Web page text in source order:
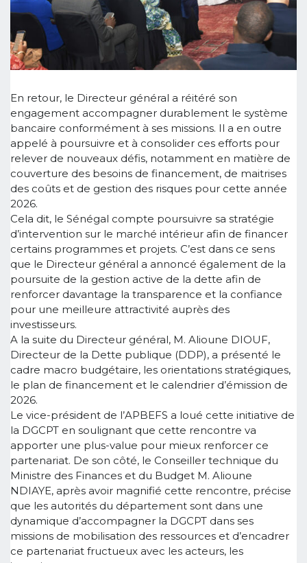
En retour, le Directeur général a réitéré son
engagement accompagner durablement le système
bancaire conformément à ses missions. Il a en outre
appelé à poursuivre et à consolider ces efforts pour
relever de nouveaux défis, notamment en matière de
couverture des besoins de financement, de maitrises
des coûts et de gestion des risques pour cette année
2026.
Cela dit, le Sénégal compte poursuivre sa stratégie
d’intervention sur le marché intérieur afin de financer
certains programmes et projets. C’est dans ce sens
que le Directeur général a annoncé également de la
poursuite de la gestion active de la dette afin de
renforcer davantage la transparence et la confiance
pour une meilleure attractivité auprès des
investisseurs.
A la suite du Directeur général, M. Alioune DIOUF,
Directeur de la Dette publique (DDP), a présenté le
cadre macro budgétaire, les orientations stratégiques,
le plan de financement et le calendrier d’émission de
2026.
Le vice-président de l’APBEFS a loué cette initiative de
la DGCPT en soulignant que cette rencontre va
apporter une plus-value pour mieux renforcer ce
partenariat. De son côté, le Conseiller technique du
Ministre des Finances et du Budget M. Alioune
NDIAYE, après avoir magnifié cette rencontre, précise
que les autorités du département sont dans une
dynamique d’accompagner la DGCPT dans ses
missions de mobilisation des ressources et d’encadrer
ce partenariat fructueux avec les acteurs, les